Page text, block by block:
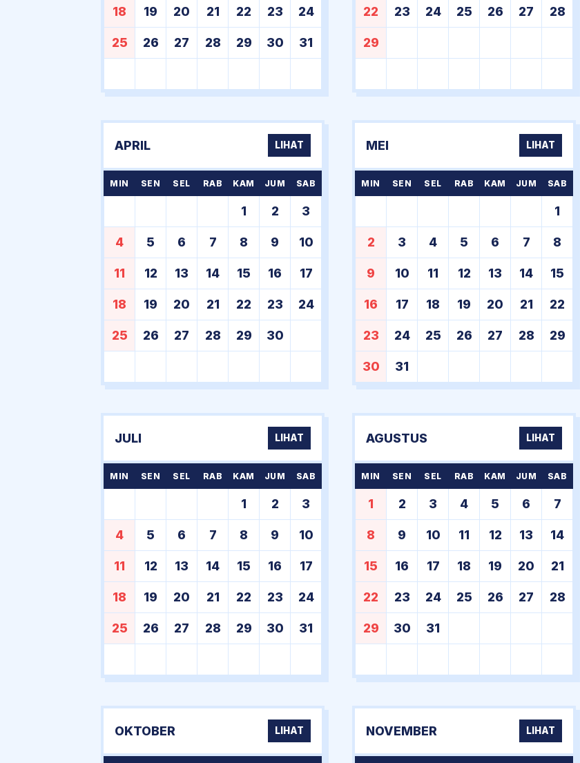
18 19 20 21 22 23 24
25 26 27 28 29 30 31
22 23 24 25 26 27 28
29
APRIL LIHAT
MIN SEN SEL RAB KAM JUM SAB
1 2 3
4 5 6 7 8 9 10
11 12 13 14 15 16 17
18 19 20 21 22 23 24
25 26 27 28 29 30
MEI LIHAT
MIN SEN SEL RAB KAM JUM SAB
1
2 3 4 5 6 7 8
9 10 11 12 13 14 15
16 17 18 19 20 21 22
23 24 25 26 27 28 29
30 31
JULI LIHAT
MIN SEN SEL RAB KAM JUM SAB
1 2 3
4 5 6 7 8 9 10
11 12 13 14 15 16 17
18 19 20 21 22 23 24
25 26 27 28 29 30 31
AGUSTUS LIHAT
MIN SEN SEL RAB KAM JUM SAB
1 2 3 4 5 6 7
8 9 10 11 12 13 14
15 16 17 18 19 20 21
22 23 24 25 26 27 28
29 30 31
OKTOBER LIHAT NOVEMBER LIHAT